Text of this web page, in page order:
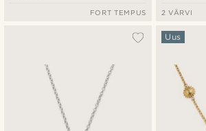
FORT TEMPUS 2 VÄRVI
Uus